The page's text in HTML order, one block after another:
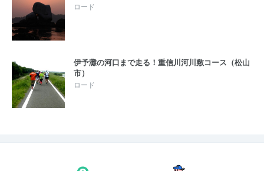
ロード
伊予灘の河口まで走る！重信川河川敷コース（松山
市）
ロード